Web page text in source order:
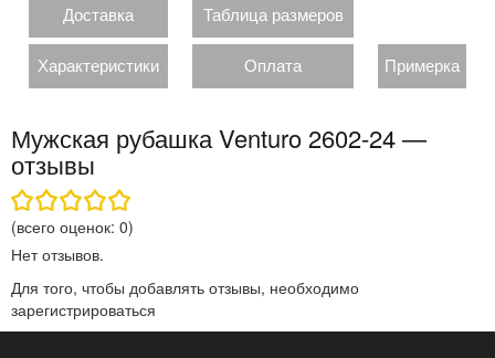
Доставка Таблица размеров
Характеристики Оплата Примерка
Мужская рубашка Venturo 2602-24 —
отзывы
(всего оценок: 0)
Нет отзывов.
Для того, чтобы добавлять отзывы, необходимо
зарегистрироваться